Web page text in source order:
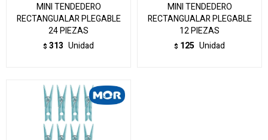
MINI TENDEDERO
RECTANGUALAR PLEGABLE
24 PIEZAS
$ 313 Unidad
MINI TENDEDERO
RECTANGUALAR PLEGABLE
12 PIEZAS
$ 125 Unidad